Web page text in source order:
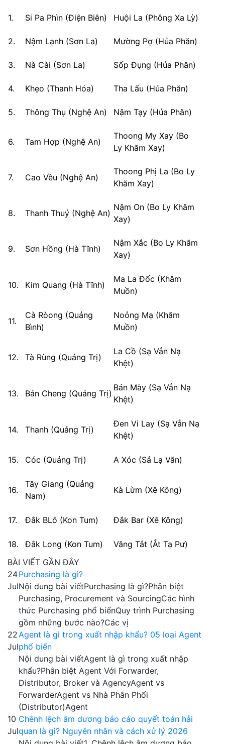
1. Si Pa Phìn (Điện Biên) Huội La (Phông Xa Lỳ)
2. Nậm Lạnh (Sơn La) Mường Pợ (Hủa Phăn)
3. Nà Cài (Sơn La) Sốp Đụng (Hủa Phăn)
4. Khẹo (Thanh Hóa) Tha Lấu (Hủa Phăn)
5. Thông Thụ (Nghệ An) Nậm Tạy (Hủa Phăn)
6. Tam Hợp (Nghệ An)
Thoong My Xay (Bo
Ly Khăm Xay)
7. Cao Vều (Nghệ An)
Thoong Phị La (Bo Ly
Khăm Xay)
8. Thanh Thuỷ (Nghệ An)
Nậm On (Bo Ly Khăm
Xay)
9. Sơn Hồng (Hà Tĩnh)
Nậm Xắc (Bo Ly Khăm
Xay)
10. Kim Quang (Hà Tĩnh)
Ma La Đốc (Khăm
Muồn)
11.
Cà Ròong (Quảng
Bình)
Noỏng Mạ (Khăm
Muồn)
12. Tà Rùng (Quảng Trị)
La Cồ (Sạ Vẳn Nạ
Khệt)
13. Bản Cheng (Quảng Trị)
Bản Mày (Sạ Vẳn Nạ
Khệt)
14. Thanh (Quảng Trị)
Đen Vi Lay (Sạ Vẳn Nạ
Khệt)
15. Cóc (Quảng Trị) A Xóc (Sả Lạ Văn)
16.
Tây Giang (Quảng
Nam)
Kà Lừm (Xê Kông)
17. Đắk BLô (Kon Tum) Đắk Bar (Xê Kông)
18. Đắk Long (Kon Tum)
Văng Tắt (Ắt Tạ Pư)
BÀI VIẾT GẦN ĐÂY
24
Jul
Purchasing là gì?
Nội dung bài viếtPurchasing là gì?Phân biệt
Purchasing, Procurement và SourcingCác hình
thức Purchasing phổ biếnQuy trình Purchasing
gồm những bước nào?Các vị
22
Jul
Agent là gì trong xuất nhập khẩu? 05 loại Agent
phổ biến
Nội dung bài viếtAgent là gì trong xuất nhập
khẩu?Phân biệt Agent Với Forwarder,
Distributor, Broker và AgencyAgent vs
ForwarderAgent vs Nhà Phân Phối
(Distributor)Agent
10
Jul
Chênh lệch âm dương báo cáo quyết toán hải
quan là gì? Nguyên nhân và cách xử lý 2026